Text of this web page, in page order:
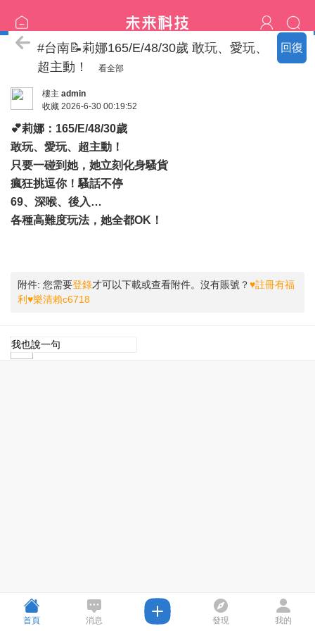
回復
♡樂清家技術服務區♡
#台南📝莉娜165/E/48/30歲 敢玩、愛玩、
超主動！
看全部
樓主 admin
收藏 2026-6-30 00:19:52
💕莉娜：165/E/48/30歲
敢玩、愛玩、超主動！
只要一碰到她，她立刻化身騷貨
瘋狂挑逗你！騷話不停
69、深喉、後入…
各種高難度玩法，她全都OK！
附件: 您需要登錄才可以下載或查看附件。沒有賬號？♥註冊有福
利♥樂清賴c6718
首頁 消息 發現 我的